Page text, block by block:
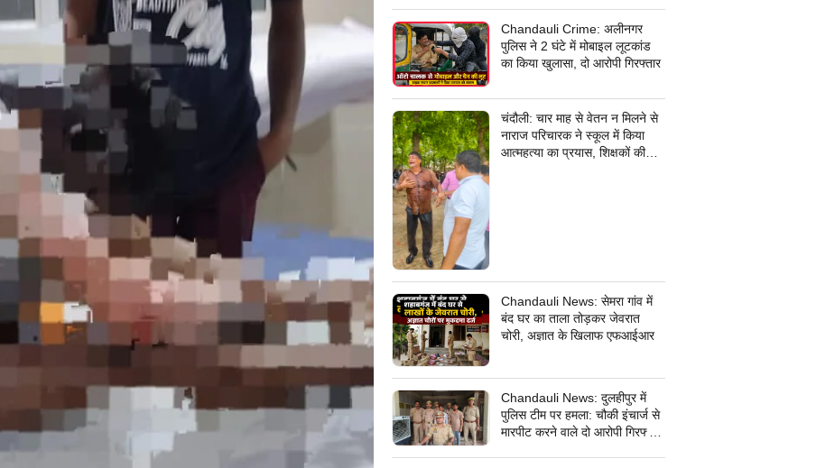
जांच में जुटी पुलिस
Chandauli Crime: अलीनगर
पुलिस ने 2 घंटे में मोबाइल लूटकांड
का किया खुलासा, दो आरोपी गिरफ्तार
चंदौली: चार माह से वेतन न मिलने से
नाराज परिचारक ने स्कूल में किया
आत्महत्या का प्रयास, शिक्षकों की
Chandauli News: सेमरा गांव में
बंद घर का ताला तोड़कर जेवरात
चोरी, अज्ञात के खिलाफ एफआईआर
Chandauli News: दुलहीपुर में
पुलिस टीम पर हमला: चौकी इंचार्ज से
मारपीट करने वाले दो आरोपी गिरफ्तार,